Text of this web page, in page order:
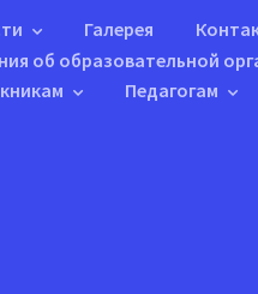
Галерея
об образовательной
Педагогам